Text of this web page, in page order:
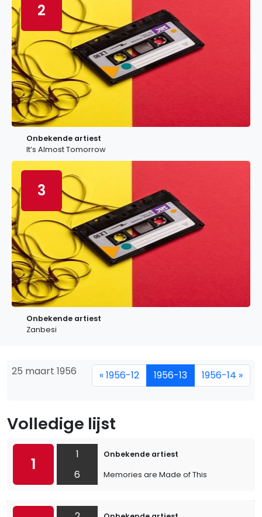
2
Onbekende artiest
It’s Almost Tomorrow
3
Onbekende artiest
Zanbesi
25 maart 1956 « 1956-12 1956-13 1956-14 »
Volledige lijst
1
1
6
Onbekende artiest
Memories are Made of This